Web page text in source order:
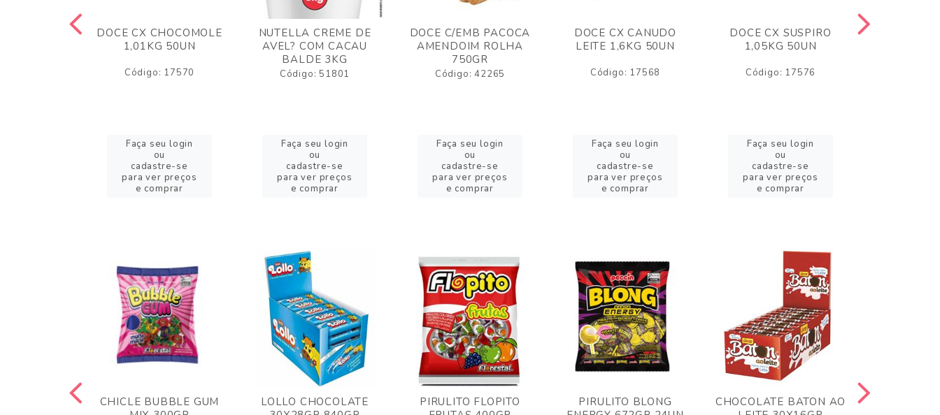
DOCE CX CHOCOMOLE
1,01KG 50UN
Código: 17570
Faça seu login
ou
cadastre-se
para ver preços
e comprar
NUTELLA CREME DE
AVEL? COM CACAU
BALDE 3KG
Código: 51801
Faça seu login
ou
cadastre-se
para ver preços
e comprar
DOCE C/EMB PACOCA
AMENDOIM ROLHA
750GR
Código: 42265
Faça seu login
ou
cadastre-se
para ver preços
e comprar
DOCE CX CANUDO
LEITE 1,6KG 50UN
Código: 17568
Faça seu login
ou
cadastre-se
para ver preços
e comprar
DOCE CX SUSPIRO
1,05KG 50UN
Código: 17576
Faça seu login
ou
cadastre-se
para ver preços
e comprar
CHICLE BUBBLE GUM
LOLLO CHOCOLATE
PIRULITO FLOPITO
PIRULITO BLONG
CHOCOLATE BATON AO